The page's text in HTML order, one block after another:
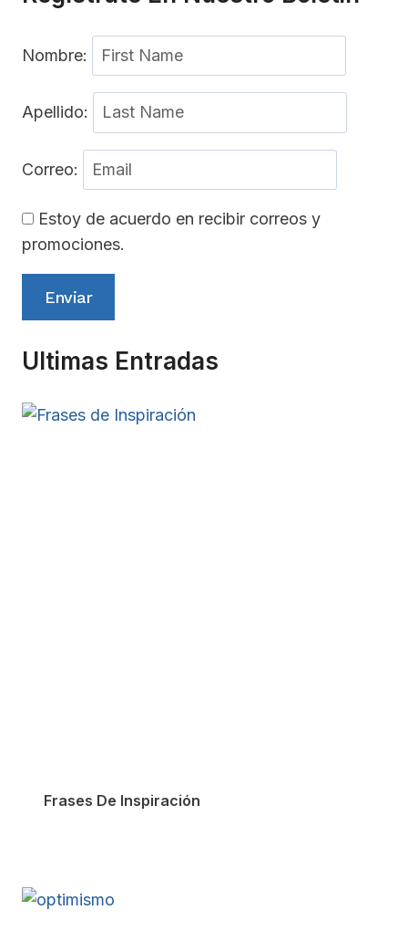
Nombre:
Apellido:
Correo:
Estoy de acuerdo en recibir correos y
promociones.
Enviar
Ultimas Entradas
Frases De Inspiración